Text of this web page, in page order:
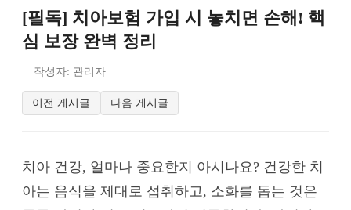
[필독] 치아보험 가입 시 놓치면 손해! 핵
심 보장 완벽 정리
작성자: 관리자
이전 게시글 다음 게시글
치아 건강, 얼마나 중요한지 아시나요? 건강한 치
아는 음식을 제대로 섭취하고, 소화를 돕는 것은